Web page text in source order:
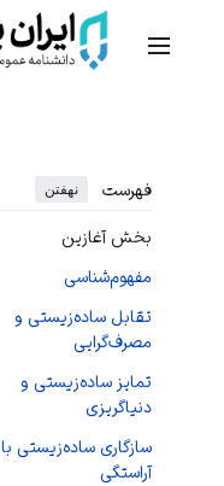
منوی اصلی
فهرست نهفتن
بخش آغازین
مفهوم‌شناسی
تقابل ساده‌زیستی و
مصرف‌گرایی
تمایز ساده‌زیستی و
دنیاگریزی
سازگاری ساده‌زیستی با
آراستگی